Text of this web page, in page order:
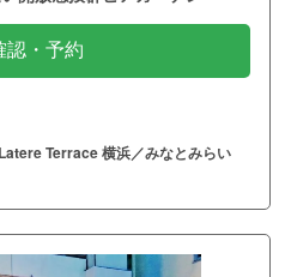
認・予約
Terrace 横浜／みなとみらい